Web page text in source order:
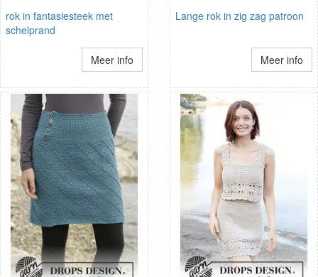
rok in fantasiesteek met
schelprand
Meer info
Lange rok in zig zag patroon
Meer info